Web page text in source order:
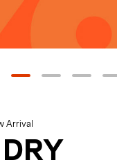
Arrival